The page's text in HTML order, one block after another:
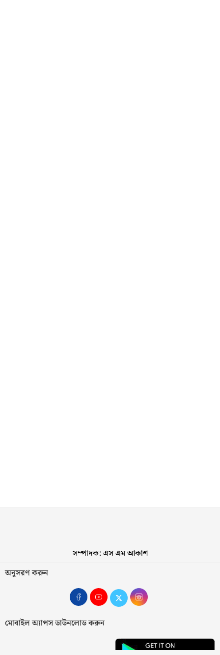
সম্পাদক: এস এম আকাশ
অনুসরণ করুন
মোবাইল অ্যাপস ডাউনলোড করুন